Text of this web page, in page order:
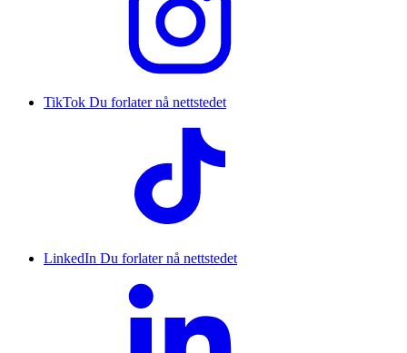
TikTok Du forlater nå nettstedet
LinkedIn Du forlater nå nettstedet